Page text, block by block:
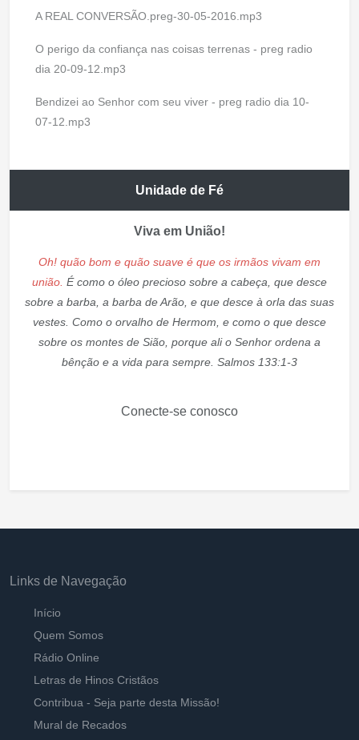
A REAL CONVERSÃO.preg-30-05-2016.mp3
O perigo da confiança nas coisas terrenas - preg radio
dia 20-09-12.mp3
Bendizei ao Senhor com seu viver - preg radio dia 10-
07-12.mp3
Unidade de Fé
Viva em União!
Oh! quão bom e quão suave é que os irmãos vivam em
união. É como o óleo precioso sobre a cabeça, que desce
sobre a barba, a barba de Arão, e que desce à orla das suas
vestes. Como o orvalho de Hermom, e como o que desce
sobre os montes de Sião, porque ali o Senhor ordena a
bênção e a vida para sempre. Salmos 133:1-3
Conecte-se conosco
Links de Navegação
Início
Quem Somos
Rádio Online
Letras de Hinos Cristãos
Contribua - Seja parte desta Missão!
Mural de Recados